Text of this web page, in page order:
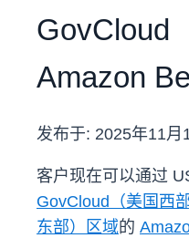
GovCloud
Amazon
发布于: 2025年11月
客户现在可以通过
GovCloud（美国西
东部）区域的